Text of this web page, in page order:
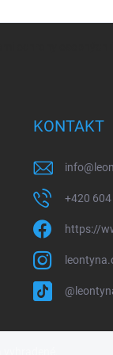
KONTAKT
info@
+420
https://